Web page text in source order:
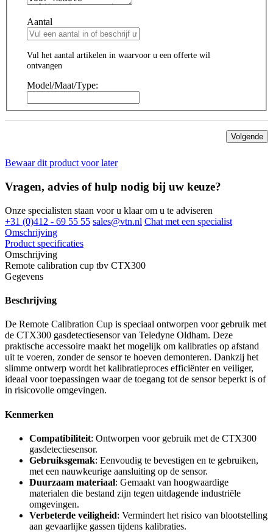
Aantal
Vul het aantal artikelen in waarvoor u een offerte wil
ontvangen
Model/Maat/Type:
Volgende
Bewaar dit product voor later
Vragen, advies of hulp nodig bij uw keuze?
Onze specialisten staan voor u klaar om u te adviseren
+31 (0)412 - 69 55 55 sales@vtn.nl Chat met een specialist
Omschrijving
Product specificaties
Omschrijving
Remote calibration cup tbv CTX300
Gegevens
Beschrijving
De Remote Calibration Cup is speciaal ontworpen voor gebruik met
de CTX300 gasdetectiesensor van Teledyne Oldham. Deze
praktische accessoire maakt het mogelijk om kalibraties op afstand
uit te voeren, zonder de sensor te hoeven demonteren. Dankzij het
slimme ontwerp wordt het kalibratieproces efficiënter en veiliger,
ideaal voor toepassingen waar de toegang tot de sensor beperkt is of
in risicovolle omgevingen.
Kenmerken
Compatibiliteit: Ontworpen voor gebruik met de CTX300
gasdetectiesensor.
Gebruiksgemak: Eenvoudig te bevestigen en te gebruiken,
met een nauwkeurige aansluiting op de sensor.
Duurzaam materiaal: Gemaakt van hoogwaardige
materialen die bestand zijn tegen uitdagende industriële
omgevingen.
Verbeterde veiligheid: Vermindert het risico van blootstelling
aan gevaarlijke gassen tijdens kalibraties.